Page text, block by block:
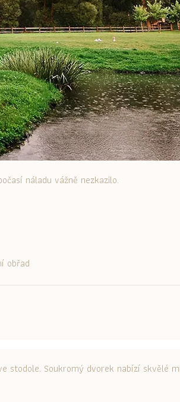
náladu vážně nezkazilo.
obřad
Soukromý dvorek nabízí skvělé